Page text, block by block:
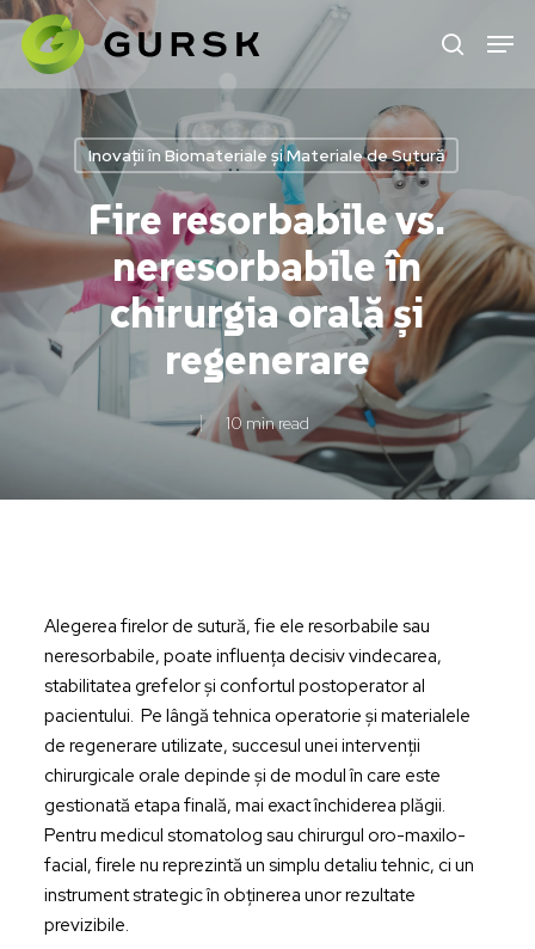
Skip
Inovații în Biomateriale și Materiale de Sutură
Fire resorbabile vs.
neresorbabile în
chirurgia orală și
regenerare
10 min read
Alegerea firelor de sutură, fie ele resorbabile sau
neresorbabile, poate influența decisiv vindecarea,
stabilitatea grefelor și confortul postoperator al
pacientului. Pe lângă tehnica operatorie și materialele
de regenerare utilizate, succesul unei intervenții
chirurgicale orale depinde și de modul în care este
gestionată etapa finală, mai exact închiderea plăgii.
Pentru medicul stomatolog sau chirurgul oro-maxilo-
facial, firele nu reprezintă un simplu detaliu tehnic, ci un
instrument strategic în obținerea unor rezultate
previzibile.